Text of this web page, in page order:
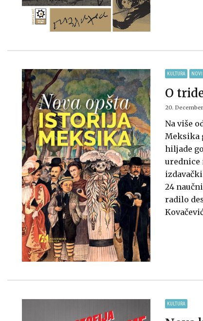
KULTURA
O
20.
Na više
Meksika
hiljade
urednice
24
radilo
KULTURA